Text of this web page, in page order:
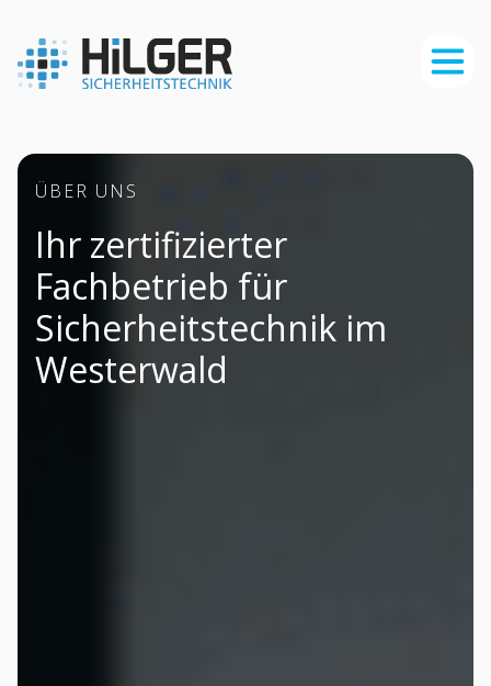
ÜBER UNS
Ihr zertifizierter
Fachbetrieb für
Sicherheitstechnik im
Westerwald